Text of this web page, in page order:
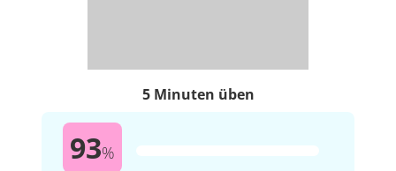
5 Minuten üben
93%